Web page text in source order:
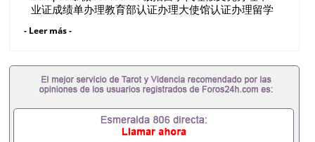
业证成绩单办理教育部认证办理大使馆认证办理留学
办理学生卡办理录取通知书办理学位证书办理美国文
国文凭 一、快速办理材料： 1、毕业证+成绩单+留学
回国人员证明+教育部认证,录取通知书，雅思。（全
套留学回国必备证明材料，给父母及亲朋好友一份完
生卡等留学相关材料（申请学校、转学，甚至是申请
工签都可以用到）。 注：上述材料，随时都可以安排
- Leer más -